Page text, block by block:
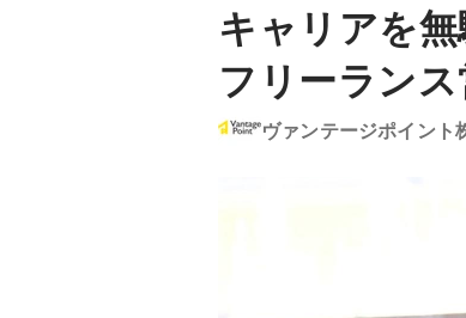
キャリアを
フリーラン
ヴァンテージポイント